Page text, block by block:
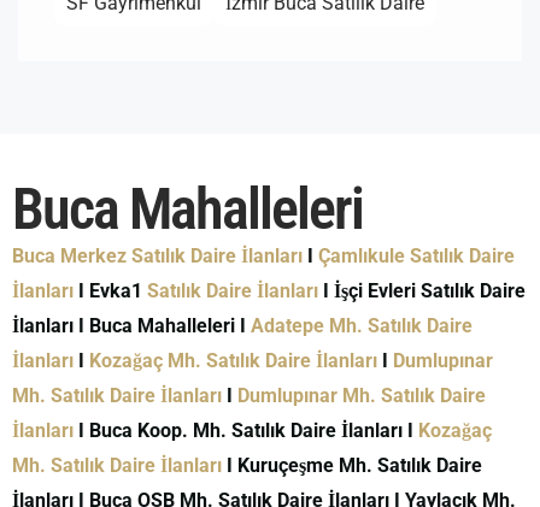
Buca Mahalleleri
Buca Merkez Satılık Daire İlanları I Çamlıkule Satılık Daire
İlanları I Evka1 Satılık Daire İlanları I İşçi Evleri Satılık Daire
İlanları I Buca Mahalleleri I Adatepe Mh. Satılık Daire
İlanları I Kozağaç Mh. Satılık Daire İlanları I Dumlupınar
Mh. Satılık Daire İlanları I Dumlupınar Mh. Satılık Daire
İlanları I Buca Koop. Mh. Satılık Daire İlanları I Kozağaç
Mh. Satılık Daire İlanları I Kuruçeşme Mh. Satılık Daire
İlanları I Buca OSB Mh. Satılık Daire İlanları I Yaylacık Mh.